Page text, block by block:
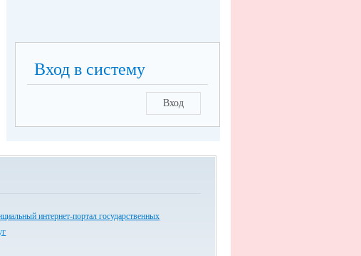
Вход в систему
Вход
интернет-портал государственных